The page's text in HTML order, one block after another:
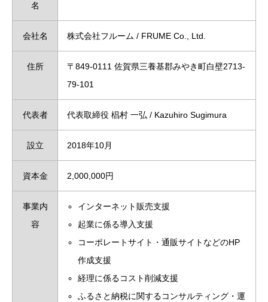
名
会社名 株式会社フルーム / FRUME Co., Ltd.
住所
〒849-0111 佐賀県三養基郡みやき町白壁2713-
79-101
代表者 代表取締役 椙村 一弘 / Kazuhiro Sugimura
設立 2018年10月
資本金 2,000,000円
事業内
容
インターネット販売支援
起業に係る導入支援
コーポレートサイト・通販サイトなどのHP
作成支援
経理に係るコスト削減支援
ふるさと納税に関するコンサルティング・運